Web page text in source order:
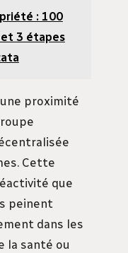
: 100
et 3 étapes
une proximité
Cette
que
peinent
dans les
la santé ou